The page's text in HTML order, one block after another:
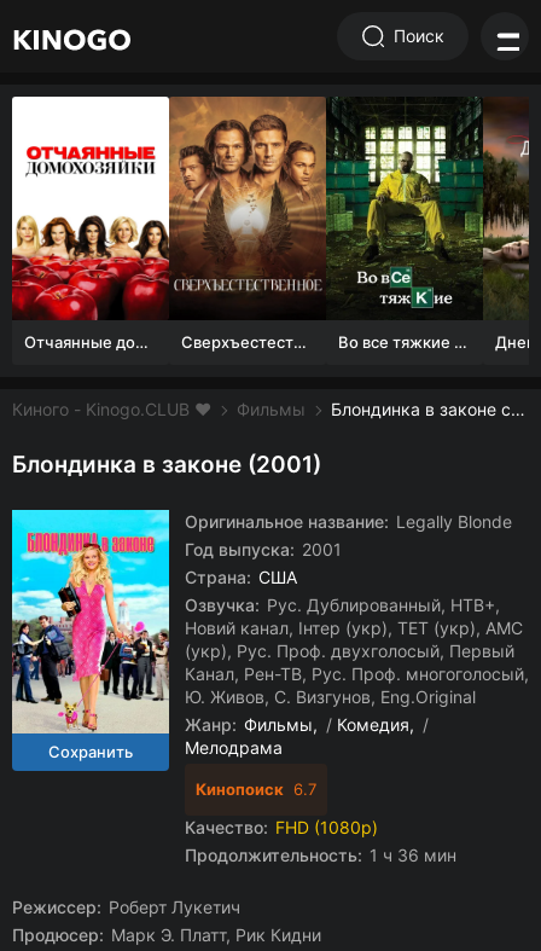
Поиск
Отчаянные домохозяйки (1 сезон) Сверхъестественное Во все тяжкие 1-5 сезон
Киного - Kinogo.CLUB ❤️ Фильмы Блондинка в законе смотреть онлайн бесплатно
Блондинка в законе (2001)
Оригинальное название: Legally Blonde
Год выпуска: 2001
Страна: США
Озвучка: Рус. Дублированный, НТВ+,
Новий канал, Інтер (укр), ТЕТ (укр), AMC
(укр), Рус. Проф. двухголосый, Первый
Канал, Рен-ТВ, Рус. Проф. многоголосый,
Ю. Живов, C. Визгунов, Eng.Original
Жанр: Фильмы / Комедия
/
Мелодрама
Кинопоиск 6.7
Качество: FHD (1080p)
Продолжительность: 1 ч 36 мин
Режиссер: Роберт Лукетич
Продюсер: Марк Э. Платт, Рик Кидни